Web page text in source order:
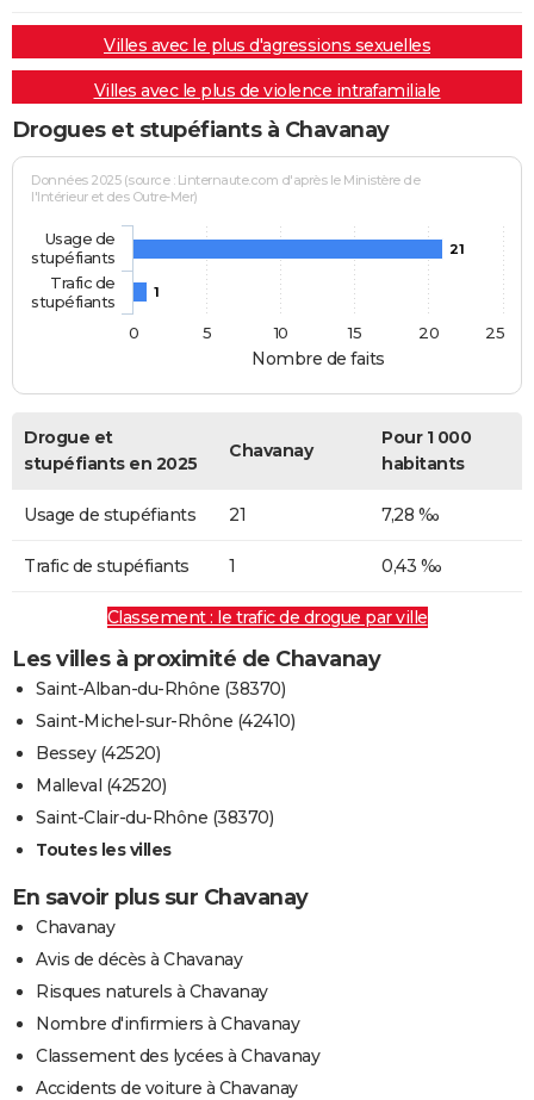
Villes avec le plus d'agressions sexuelles
Villes avec le plus de violence intrafamiliale
Drogues et stupéfiants à Chavanay
Nombre de faits
Données 2025 (source : Linternaute.com d'après le Ministère de
l'Intérieur et des Outre-Mer)
21
1
Usage de
stupéfiants
Trafic de
stupéfiants
0
5 10 15 20 25
Drogue et
stupéfiants en 2025
Chavanay
Pour 1 000
habitants
Usage de stupéfiants 21 7,28 ‰
Trafic de stupéfiants 1 0,43 ‰
Classement : le trafic de drogue par ville
Les villes à proximité de Chavanay
Saint-Alban-du-Rhône (38370)
Saint-Michel-sur-Rhône (42410)
Bessey (42520)
Malleval (42520)
Saint-Clair-du-Rhône (38370)
Toutes les villes
En savoir plus sur Chavanay
Chavanay
Avis de décès à Chavanay
Risques naturels à Chavanay
Nombre d'infirmiers à Chavanay
Classement des lycées à Chavanay
Accidents de voiture à Chavanay